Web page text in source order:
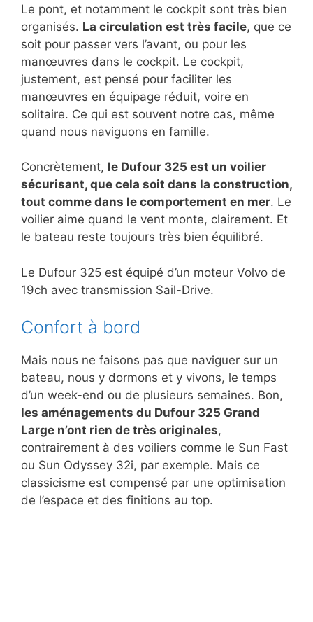
Le pont, et notamment le cockpit sont très bien
organisés. La circulation est très facile, que ce
soit pour passer vers l’avant, ou pour les
manœuvres dans le cockpit. Le cockpit,
justement, est pensé pour faciliter les
manœuvres en équipage réduit, voire en
solitaire. Ce qui est souvent notre cas, même
quand nous naviguons en famille.
Concrètement, le Dufour 325 est un voilier
sécurisant, que cela soit dans la construction,
tout comme dans le comportement en mer. Le
voilier aime quand le vent monte, clairement. Et
le bateau reste toujours très bien équilibré.
Le Dufour 325 est équipé d’un moteur Volvo de
19ch avec transmission Sail-Drive.
Confort à bord
Mais nous ne faisons pas que naviguer sur un
bateau, nous y dormons et y vivons, le temps
d’un week-end ou de plusieurs semaines. Bon,
les aménagements du Dufour 325 Grand
Large n’ont rien de très originales,
contrairement à des voiliers comme le Sun Fast
ou Sun Odyssey 32i, par exemple. Mais ce
classicisme est compensé par une optimisation
de l’espace et des finitions au top.